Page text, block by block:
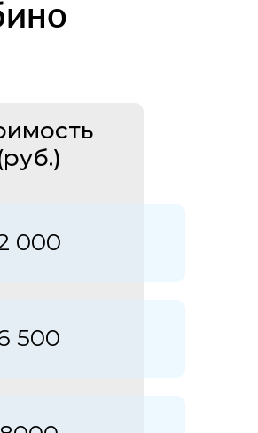
500
000